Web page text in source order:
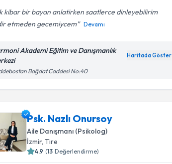
kibar bir bayan anlatirken saatlerce dinleyebilirim
etmeden gecemiycem
Devamı
Akademi Eğitim ve Danışmanlık
Haritada Göster
Bağdat Caddesi No:40
Psk. Nazlı Onursoy
Aile Danışmanı (Psikolog)
İzmir, Tire
4.9 (13 Değerlendirme)